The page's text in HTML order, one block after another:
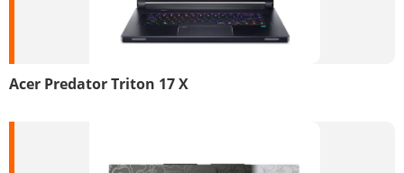
Acer Predator Triton 17 X